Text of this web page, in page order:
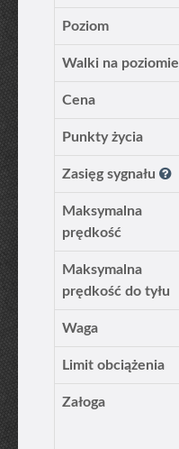
Poziom
Walki na poziomie
Cena
Punkty życia
Zasięg sygnału
Maksymalna
prędkość
Maksymalna
prędkość do tyłu
Waga
Limit obciążenia
Załoga